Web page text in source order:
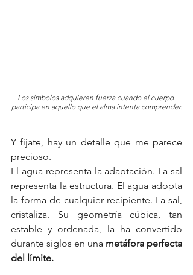
Los símbolos adquieren fuerza cuando el cuerpo
participa en aquello que el alma intenta comprender.
Y fíjate, hay un detalle que me parece
precioso.
El agua representa la adaptación. La sal
representa la estructura. El agua adopta
la forma de cualquier recipiente. La sal,
cristaliza. Su geometría cúbica, tan
estable y ordenada, la ha convertido
durante siglos en una metáfora perfecta
del límite.